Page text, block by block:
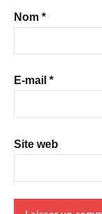
Nom *
E-mail *
Site web